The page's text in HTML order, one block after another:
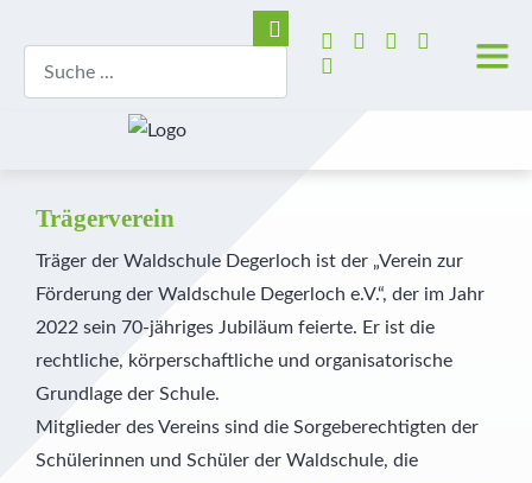
Trägerverein
Träger der Waldschule Degerloch ist der „Verein zur
Förderung der Waldschule Degerloch e.V.“, der im Jahr
2022 sein 70-jähriges Jubiläum feierte. Er ist die
rechtliche, körperschaftliche und organisatorische
Grundlage der Schule.
Mitglieder des Vereins sind die Sorgeberechtigten der
Schülerinnen und Schüler der Waldschule, die